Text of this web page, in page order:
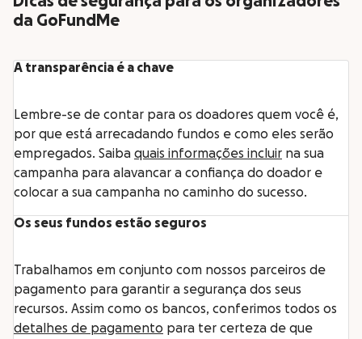
da GoFundMe
A transparência é a chave
Lembre-se de contar para os doadores quem você é,
por que está arrecadando fundos e como eles serão
empregados. Saiba quais informações incluir na sua
campanha para alavancar a confiança do doador e
colocar a sua campanha no caminho do sucesso.
Os seus fundos estão seguros
Trabalhamos em conjunto com nossos parceiros de
pagamento para garantir a segurança dos seus
recursos. Assim como os bancos, conferimos todos os
detalhes de pagamento para ter certeza de que